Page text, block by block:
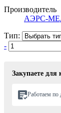
Производитель
АЭРС-
Тип:
-
Закупаете для
Работаем по